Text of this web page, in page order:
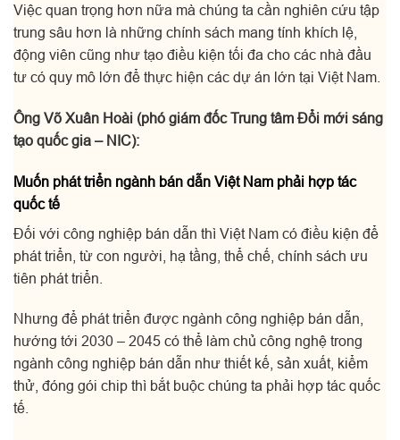
Việc quan trọng hơn nữa mà chúng ta cần nghiên cứu tập
trung sâu hơn là những chính sách mang tính khích lệ,
động viên cũng như tạo điều kiện tối đa cho các nhà đầu
tư có quy mô lớn để thực hiện các dự án lớn tại Việt Nam.
Ông Võ Xuân Hoài (phó giám đốc Trung tâm Đổi mới sáng
tạo quốc gia – NIC):
Muốn phát triển ngành bán dẫn Việt Nam phải hợp tác
quốc tế
Đối với công nghiệp bán dẫn thì Việt Nam có điều kiện để
phát triển, từ con người, hạ tầng, thể chế, chính sách ưu
tiên phát triển.
Nhưng để phát triển được ngành công nghiệp bán dẫn,
hướng tới 2030 – 2045 có thể làm chủ công nghệ trong
ngành công nghiệp bán dẫn như thiết kế, sản xuất, kiểm
thử, đóng gói chip thì bắt buộc chúng ta phải hợp tác quốc
tế.